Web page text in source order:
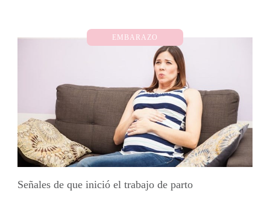
EMBARAZO
Señales de que inició el trabajo de parto